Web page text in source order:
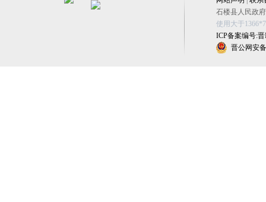
石楼县人民政
使用大于
ICP备案编号:晋
晋公网安